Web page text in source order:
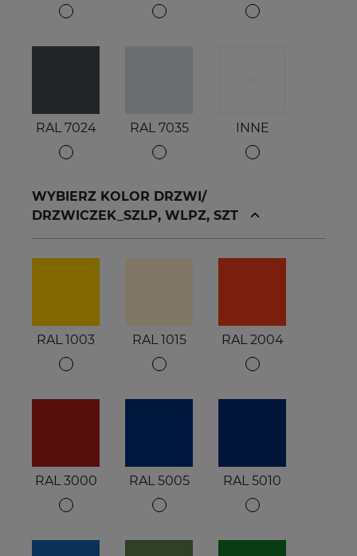
RAL 7024 RAL 7035 INNE
WYBIERZ KOLOR DRZWI/
DRZWICZEK_SZLP, WLPZ, SZT
RAL 1003 RAL 1015 RAL 2004
RAL 3000 RAL 5005 RAL 5010